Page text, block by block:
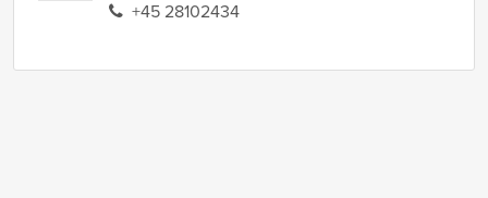
+45 28102434